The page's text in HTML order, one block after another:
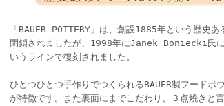
「BAUER POTTERY」は、創設1885年という歴史
閉鎖されましたが、1998年にJanek Boniecki氏に
いうラインで復刻されました。
ひとつひとつ手作りでつくられるBAUER製フードボ
が特徴です。また裏面にまでこだわり、３点焼きと